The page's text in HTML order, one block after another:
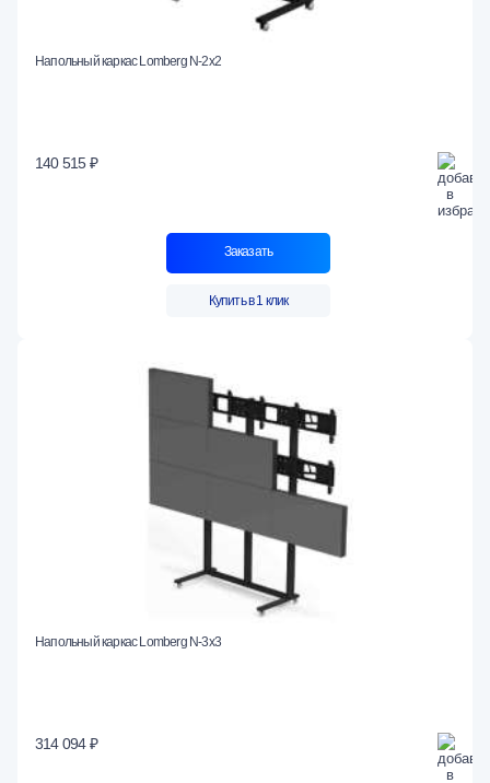
Напольный каркас Lomberg N-2х2
140 515 ₽
Заказать
Купить в 1 клик
Напольный каркас Lomberg N-3х3
314 094 ₽